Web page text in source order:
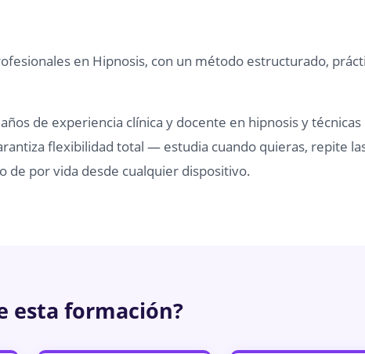
en Hipnosis, con un método estructurado,
de experiencia clínica y docente en hipnosis y técnicas
flexibilidad total — estudia cuando quieras, repite
de por vida desde cualquier dispositivo.
esta formación?